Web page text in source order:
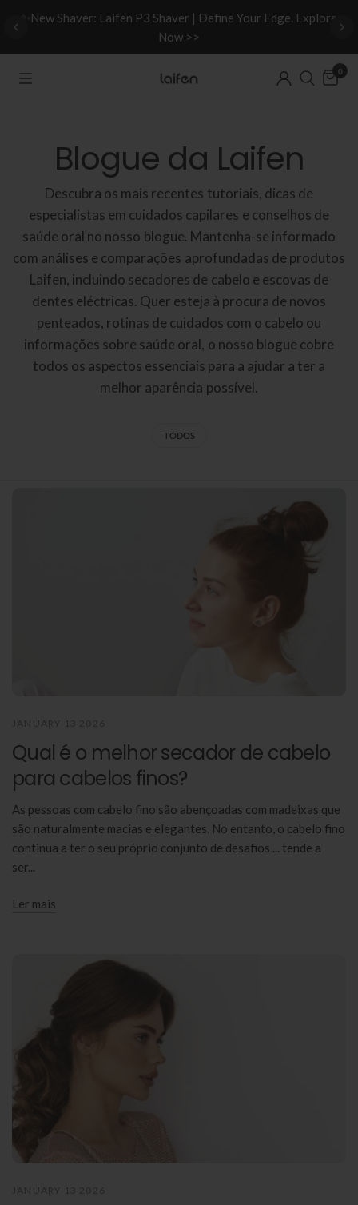
✨New Shaver: Laifen P3 Shaver | Define Your Edge. Explore
Now >>
0
Blogue da Laifen
Descubra os mais recentes tutoriais, dicas de
especialistas em cuidados capilares e conselhos de
saúde oral no nosso blogue. Mantenha-se informado
com análises e comparações aprofundadas de produtos
Laifen, incluindo secadores de cabelo e escovas de
dentes eléctricas. Quer esteja à procura de novos
penteados, rotinas de cuidados com o cabelo ou
informações sobre saúde oral, o nosso blogue cobre
todos os aspectos essenciais para a ajudar a ter a
melhor aparência possível.
TODOS
Qual é o melhor secador de cabelo
para cabelos finos?
As pessoas com cabelo fino são abençoadas com madeixas que
são naturalmente macias e elegantes. No entanto, o cabelo fino
continua a ter o seu próprio conjunto de desafios ... tende a
ser...
Ler mais